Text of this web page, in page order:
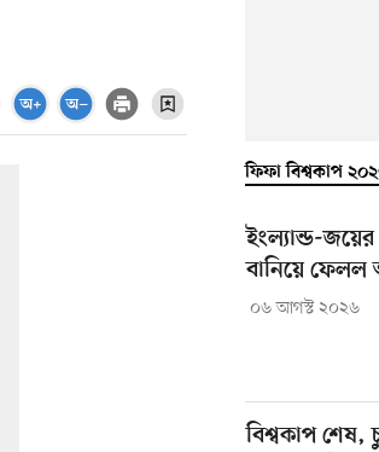
ফিফা বিশ্বকাপ
ইংল্যান্ড-
বানিয়ে ফেলল
০৬ আগস্ট ২০২৬
বিশ্বকাপ শেষ,